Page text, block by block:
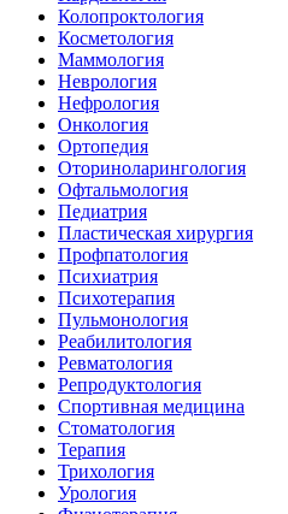
Колопроктология
Косметология
Маммология
Неврология
Нефрология
Онкология
Ортопедия
Оториноларингология
Офтальмология
Педиатрия
Пластическая хирургия
Профпатология
Психиатрия
Психотерапия
Пульмонология
Реабилитология
Ревматология
Репродуктология
Спортивная медицина
Стоматология
Терапия
Трихология
Урология